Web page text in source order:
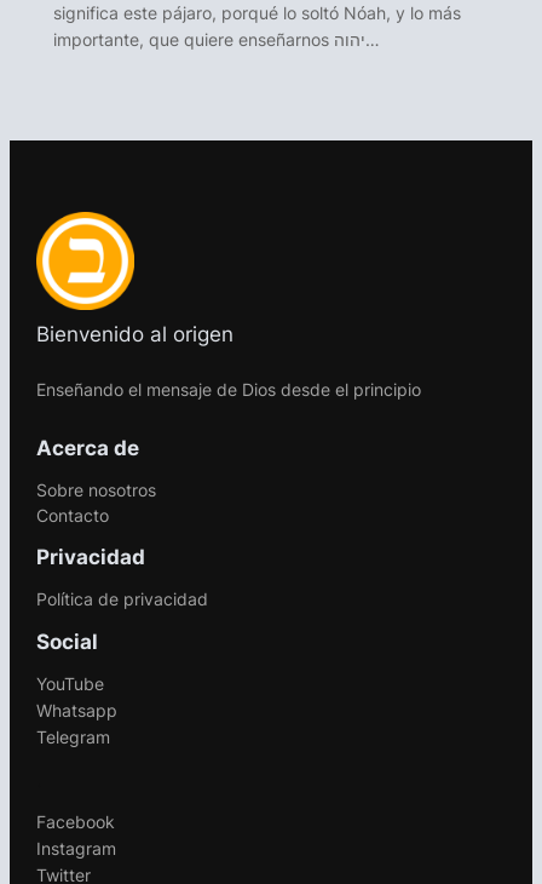
significa este pájaro, porqué lo soltó Nóah, y lo más
importante, que quiere enseñarnos יהוה…
Bienvenido al origen
Enseñando el mensaje de Dios desde el principio
Acerca de
Sobre nosotros
Contacto
Privacidad
Política de privacidad
Social
YouTube
Whatsapp
Telegram
Facebook
Instagram
Twitter